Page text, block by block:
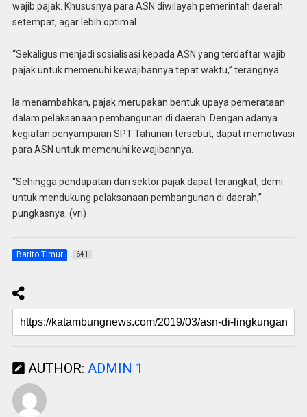
wajib pajak. Khususnya para ASN diwilayah pemerintah daerah
setempat, agar lebih optimal.
“Sekaligus menjadi sosialisasi kepada ASN yang terdaftar wajib
pajak untuk memenuhi kewajibannya tepat waktu,” terangnya.
Ia menambahkan, pajak merupakan bentuk upaya pemerataan
dalam pelaksanaan pembangunan di daerah. Dengan adanya
kegiatan penyampaian SPT Tahunan tersebut, dapat memotivasi
para ASN untuk memenuhi kewajibannya.
“Sehingga pendapatan dari sektor pajak dapat terangkat, demi
untuk mendukung pelaksanaan pembangunan di daerah,”
pungkasnya. (vri)
Barito Timur 641
AUTHOR: ADMIN 1